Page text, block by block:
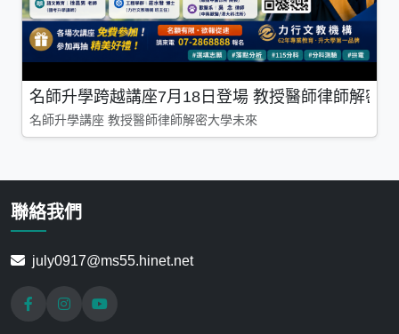
名師升學跨越講座7月18日登場 教授醫師律師解密
名師升學講座 教授醫師律師解密大學未來
聯絡我們
july0917@ms55.hinet.net